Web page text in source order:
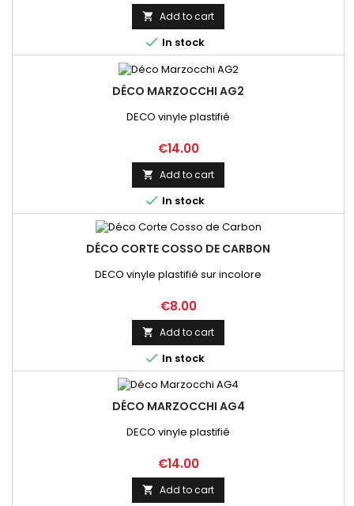
 Add to cart
 In stock
DÉCO MARZOCCHI AG2
DECO vinyle plastifié
Price
€14.00
 Add to cart
 In stock
DÉCO CORTE COSSO DE CARBON
DECO vinyle plastifié sur incolore
Price
€8.00
 Add to cart
 In stock
DÉCO MARZOCCHI AG4
DECO vinyle plastifié
Price
€14.00
 Add to cart